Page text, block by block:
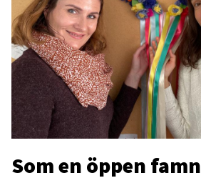
Som en öppen famn